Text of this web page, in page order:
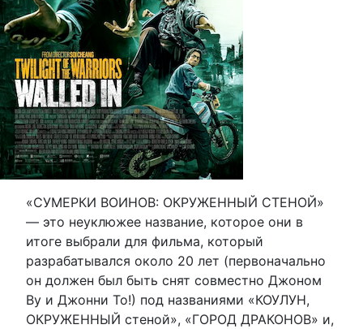
«СУМЕРКИ ВОИНОВ: ОКРУЖЕННЫЙ СТЕНОЙ»
— это неуклюжее название, которое они в
итоге выбрали для фильма, который
разрабатывался около 20 лет (первоначально
он должен был быть снят совместно Джоном
Ву и Джонни То!) под названиями «КОУЛУН,
ОКРУЖЕННЫЙ стеной», «ГОРОД ДРАКОНОВ» и,